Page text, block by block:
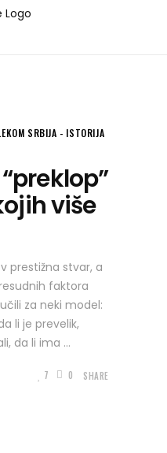
SRBIJA - ISTORIJA
više
prestižna stvar, a
faktora
za neki model:
li je prevelik,
da li ima
7 0 SHARE